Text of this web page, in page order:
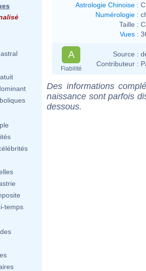
temps
Astrologie Chinoise :
Numérologie :
Taille :
Vues :
A
Fiabilité
Source :
Contributeur :
Des informations
naissance sont parfois
dessous.